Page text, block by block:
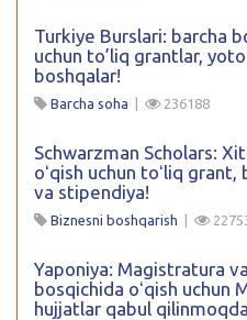
Turkiye Burslari: barcha
uchun to’liq grantlar,
boshqalar!
Barcha soha | 236188
Schwarzman Scholars:
oʻqish uchun toʻliq
va stipendiya!
Biznesni boshqarish |
Yaponiya: Magistratura
bosqichida oʻqish uchun
hujjatlar qabul